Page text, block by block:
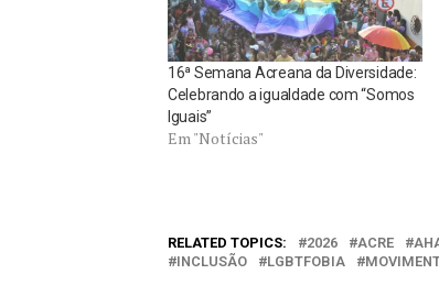
16ª Semana Acreana da Diversidade:
Celebrando a igualdade com “Somos
Iguais”
Em "Notícias"
RELATED TOPICS: 2026 ACRE
INCLUSÃO
LGBTFOBIA